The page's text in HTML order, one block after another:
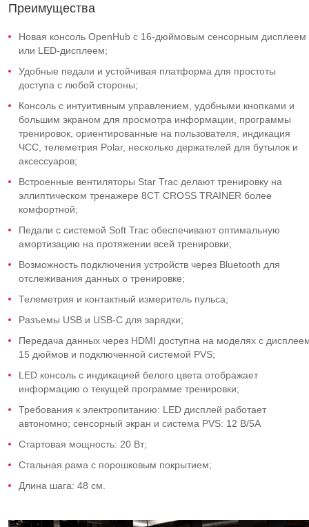
Преимущества
Новая консоль OpenHub с 16-дюймовым сенсорным дисплеем
или LED-дисплеем;
Удобные педали и устойчивая платформа для простоты
доступа с любой стороны;
Консоль с интуитивным управлением, удобными кнопками и
большим экраном для просмотра информации, программы
тренировок, ориентированные на пользователя, индикация
ЧСС, телеметрия Polar, несколько держателей для бутылок и
аксессуаров;
Встроенные вентиляторы Star Trac делают тренировку на
эллиптическом тренажере 8CT СROSS TRAINER более
комфортной;
Педали с системой Soft Trac обеспечивают оптимальную
амортизацию на протяжении всей тренировки;
Возможность подключения устройств через Bluetooth для
отслеживания данных о тренировке;
Телеметрия и контактный измеритель пульса;
Разъемы USB и USB-C для зарядки;
Передача данных через HDMI доступна на моделях с
15 дюймов и подключенной системой PVS;
LED консоль с индикацией белого цвета отображает
информацию о текущей программе тренировки;
Требования к электропитанию: LED дисплей работает
автономно; сенсорный экран и система PVS: 12 В/5А
Стартовая мощность: 20 Вт;
Стальная рама с порошковым покрытием;
Длина шага: 48 см.